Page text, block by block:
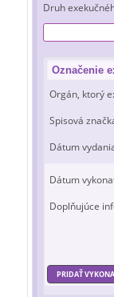
Druh
Označenie
Orgán, ktorý
Spisová
Dátum
Dátum
Doplňujúce
PRIDAŤ